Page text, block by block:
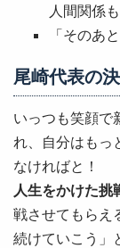
人間関係
「そのあ
尾崎代表の
いっつも笑顔で
れ、自分はもっ
なければと！
人生をかけた挑
戦させてもらえ
続けていこう」